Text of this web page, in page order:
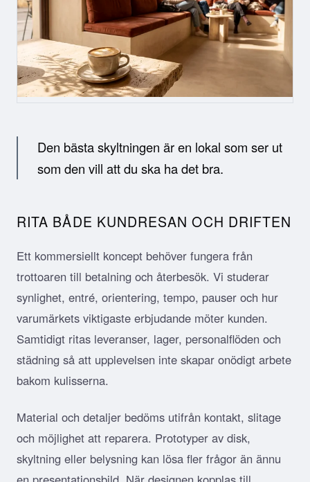
Den bästa skyltningen är en lokal som ser ut
som den vill att du ska ha det bra.
RITA BÅDE KUNDRESAN OCH DRIFTEN
Ett kommersiellt koncept behöver fungera från
trottoaren till betalning och återbesök. Vi studerar
synlighet, entré, orientering, tempo, pauser och hur
varumärkets viktigaste erbjudande möter kunden.
Samtidigt ritas leveranser, lager, personalflöden och
städning så att upplevelsen inte skapar onödigt arbete
bakom kulisserna.
Material och detaljer bedöms utifrån kontakt, slitage
och möjlighet att reparera. Prototyper av disk,
skyltning eller belysning kan lösa fler frågor än ännu